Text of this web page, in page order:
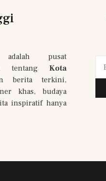
pusat
tentang Kota
berita terkini,
khas, budaya
inspiratif hanya